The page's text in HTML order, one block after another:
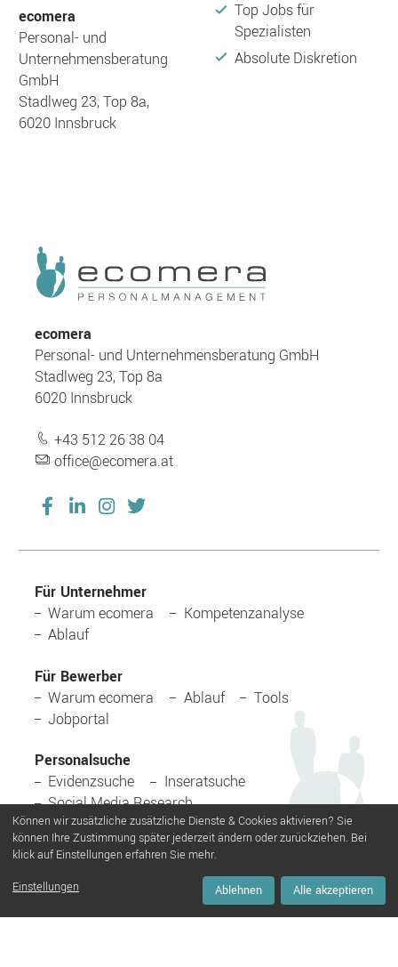
ecomera
Personal- und
Unternehmensberatung
GmbH
Stadlweg 23, Top 8a,
6020 Innsbruck
Top Jobs für
Spezialisten
Absolute Diskretion
ecomera
Personal- und Unternehmensberatung GmbH
Stadlweg 23, Top 8a
6020 Innsbruck
+43 512 26 38 04
office@ecomera.at
Für Unternehmer
Navigation
überspringen
Warum ecomera
Kompetenzanalyse
Ablauf
Für Bewerber
Navigation
überspringen
Warum ecomera Ablauf
Tools
Jobportal
Personalsuche
Navigation
überspringen
Evidenzsuche
Inseratsuche
Social Media Research
Headhunting Research
Impressum AGB Cookie Einstellungen
Können wir zusätzliche zusätzliche Dienste & Cookies aktivieren? Sie
können Ihre Zustimmung später jederzeit ändern oder zurückziehen. Bei
klick auf Einstellungen erfahren Sie mehr.
Einstellungen
Ablehnen Alle akzeptieren